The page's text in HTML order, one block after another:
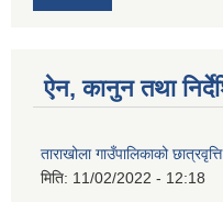
ऐन, कानुन तथा
ताराखोला गाउँपालिकाको
मिति: 11/02/2022 - 12:18